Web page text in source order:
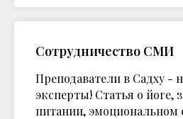
Сотрудничество СМИ
Преподаватели в Садху -
эксперты! Статья о йоге,
питании, эмоциональном